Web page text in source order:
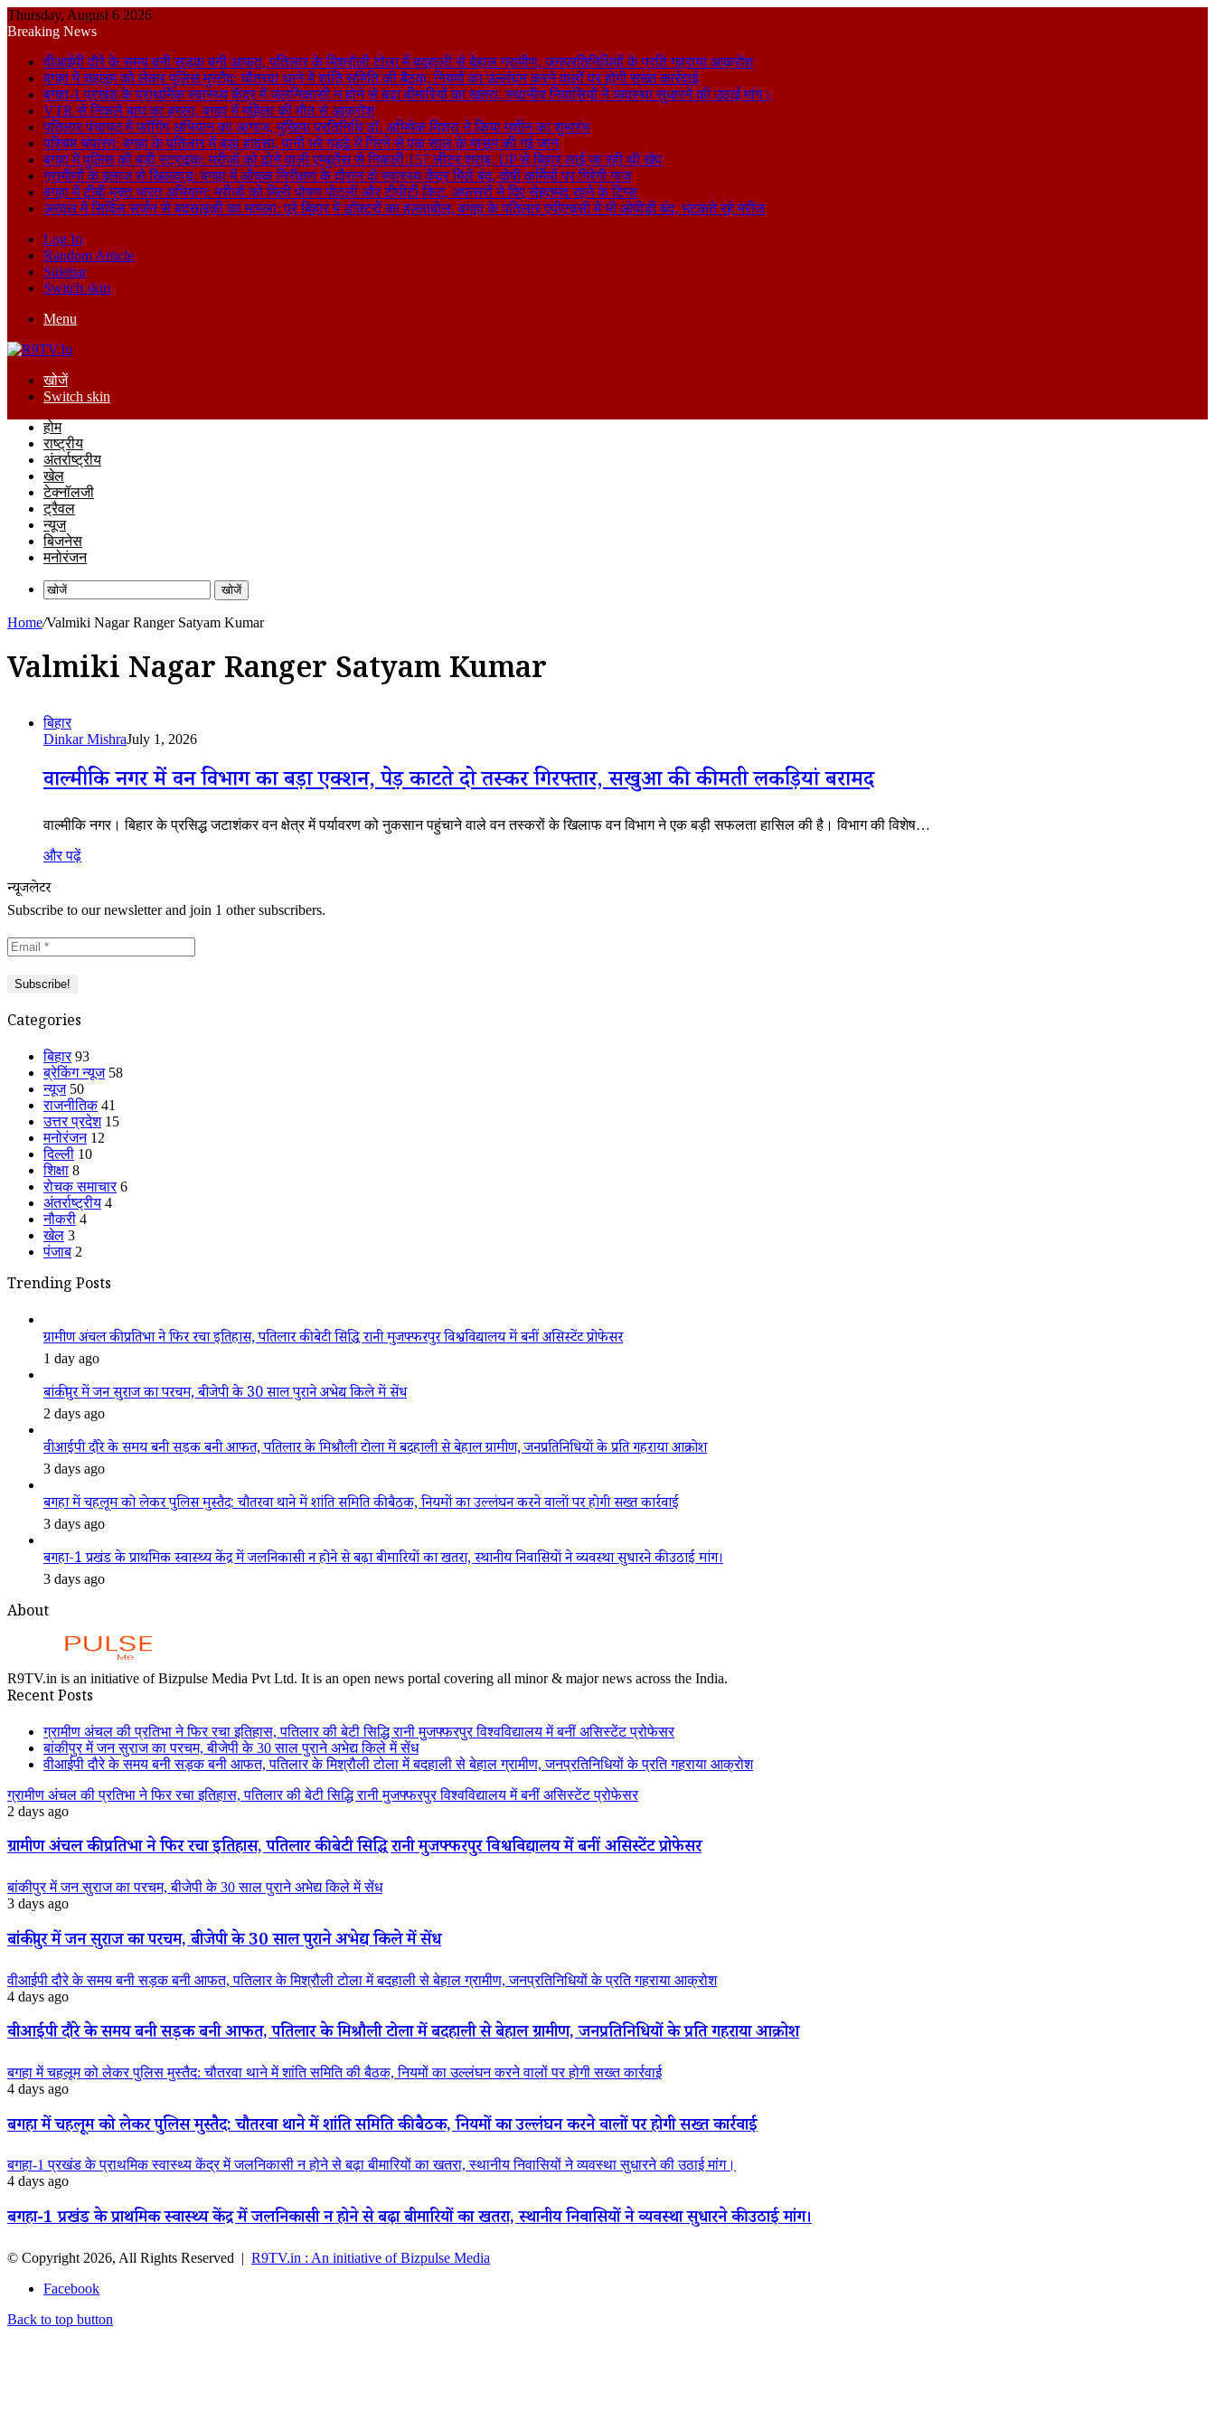
Thursday, August 6 2026
Breaking News
वीआईपी दौरे के समय बनी सड़क बनी आफत, पतिलार के मिश्रौली टोला में बदहाली से बेहाल ग्रामीण, जनप्रतिनिधियों के प्रति गहराया आक्रोश
बगहा में चहलूम को लेकर पुलिस मुस्तैद: चौतरवा थाने में शांति समिति की बैठक, नियमों का उल्लंघन करने वालों पर होगी सख्त कार्रवाई
बगहा-1 प्रखंड के प्राथमिक स्वास्थ्य केंद्र में जलनिकासी न होने से बढ़ा बीमारियों का खतरा, स्थानीय निवासियों ने व्यवस्था सुधारने की उठाई मांग।
VTR से निकले बाघ का हमला, बगहा में महिला की मौत से आक्रोश
पतिलार पंचायत में फॉगिंग अभियान का आगाज, मुखिया प्रतिनिधि डॉ. अभिषेक मिश्रा ने किया मशीन का शुभारंभ
पश्चिम चंपारण: बगहा के पतिलार में बड़ा हादसा, पानी भरे गड्ढे में गिरने से एक साल के मासूम की गई जान
बगहा में पुलिस की बड़ी स्ट्राइक: मरीजों को ढोने वाली एम्बुलेंस से निकली 157 लीटर शराब, UP से बिहार लाई जा रही थी खेप
ग्रामीणों के इलाज से खिलवाड़: बगहा में औचक निरीक्षण के दौरान दो स्वास्थ्य केंद्र मिले बंद, दोषी कर्मियों पर गिरेगी गाज
बगहा में टीबी मुक्त भारत अभियान: मरीजों को मिली पोषण पोटली और टीपीटी किट, अफसरों ने दिए सेहतमंद रहने के टिप्स
अरवल में सिविल सर्जन से बदसलूकी का मामला: पूरे बिहार में डॉक्टरों का हल्लाबोल, बगहा के पतिलार एपीएचसी में भी ओपीडी बंद, भटकते रहे मरीज
Log In
Random Article
Sidebar
Switch skin
Menu
खोजें
Switch skin
होम
राष्ट्रीय
अंतर्राष्ट्रीय
खेल
टेक्नॉलजी
ट्रैवल
न्यूज
बिजनेस
मनोरंजन
खोजें
Home/Valmiki Nagar Ranger Satyam Kumar
Valmiki Nagar Ranger Satyam Kumar
बिहार
Dinkar MishraJuly 1, 2026
वाल्मीकि नगर में वन विभाग का बड़ा एक्शन, पेड़ काटते दो तस्कर गिरफ्तार, सखुआ की कीमती लकड़ियां बरामद
वाल्मीकि नगर। बिहार के प्रसिद्ध जटाशंकर वन क्षेत्र में पर्यावरण को नुकसान पहुंचाने वाले वन तस्करों के खिलाफ वन विभाग ने एक बड़ी सफलता हासिल की है। विभाग की विशेष…
और पढ़ें
न्यूजलेटर
Subscribe to our newsletter and join 1 other subscribers.
Categories
बिहार 93
ब्रेकिंग न्यूज 58
न्यूज 50
राजनीतिक 41
उत्तर प्रदेश 15
मनोरंजन 12
दिल्ली 10
शिक्षा 8
रोचक समाचार 6
अंतर्राष्ट्रीय 4
नौकरी 4
खेल 3
पंजाब 2
Trending Posts
ग्रामीण अंचल की प्रतिभा ने फिर रचा इतिहास, पतिलार की बेटी सिद्धि रानी मुजफ्फरपुर विश्वविद्यालय में बनीं असिस्टेंट प्रोफेसर
1 day ago
बांकीपुर में जन सुराज का परचम, बीजेपी के 30 साल पुराने अभेद्य किले में सेंध
2 days ago
वीआईपी दौरे के समय बनी सड़क बनी आफत, पतिलार के मिश्रौली टोला में बदहाली से बेहाल ग्रामीण, जनप्रतिनिधियों के प्रति गहराया आक्रोश
3 days ago
बगहा में चहलूम को लेकर पुलिस मुस्तैद: चौतरवा थाने में शांति समिति की बैठक, नियमों का उल्लंघन करने वालों पर होगी सख्त कार्रवाई
3 days ago
बगहा-1 प्रखंड के प्राथमिक स्वास्थ्य केंद्र में जलनिकासी न होने से बढ़ा बीमारियों का खतरा, स्थानीय निवासियों ने व्यवस्था सुधारने की उठाई मांग।
3 days ago
About
R9TV.in is an initiative of Bizpulse Media Pvt Ltd. It is an open news portal covering all minor & major news across the India.
Recent Posts
ग्रामीण अंचल की प्रतिभा ने फिर रचा इतिहास, पतिलार की बेटी सिद्धि रानी मुजफ्फरपुर विश्वविद्यालय में बनीं असिस्टेंट प्रोफेसर
बांकीपुर में जन सुराज का परचम, बीजेपी के 30 साल पुराने अभेद्य किले में सेंध
वीआईपी दौरे के समय बनी सड़क बनी आफत, पतिलार के मिश्रौली टोला में बदहाली से बेहाल ग्रामीण, जनप्रतिनिधियों के प्रति गहराया आक्रोश
ग्रामीण अंचल की प्रतिभा ने फिर रचा इतिहास, पतिलार की बेटी सिद्धि रानी मुजफ्फरपुर विश्वविद्यालय में बनीं असिस्टेंट प्रोफेसर
2 days ago
ग्रामीण अंचल की प्रतिभा ने फिर रचा इतिहास, पतिलार की बेटी सिद्धि रानी मुजफ्फरपुर विश्वविद्यालय में बनीं असिस्टेंट प्रोफेसर
बांकीपुर में जन सुराज का परचम, बीजेपी के 30 साल पुराने अभेद्य किले में सेंध
3 days ago
बांकीपुर में जन सुराज का परचम, बीजेपी के 30 साल पुराने अभेद्य किले में सेंध
वीआईपी दौरे के समय बनी सड़क बनी आफत, पतिलार के मिश्रौली टोला में बदहाली से बेहाल ग्रामीण, जनप्रतिनिधियों के प्रति गहराया आक्रोश
4 days ago
वीआईपी दौरे के समय बनी सड़क बनी आफत, पतिलार के मिश्रौली टोला में बदहाली से बेहाल ग्रामीण, जनप्रतिनिधियों के प्रति गहराया आक्रोश
बगहा में चहलूम को लेकर पुलिस मुस्तैद: चौतरवा थाने में शांति समिति की बैठक, नियमों का उल्लंघन करने वालों पर होगी सख्त कार्रवाई
4 days ago
बगहा में चहलूम को लेकर पुलिस मुस्तैद: चौतरवा थाने में शांति समिति की बैठक, नियमों का उल्लंघन करने वालों पर होगी सख्त कार्रवाई
बगहा-1 प्रखंड के प्राथमिक स्वास्थ्य केंद्र में जलनिकासी न होने से बढ़ा बीमारियों का खतरा, स्थानीय निवासियों ने व्यवस्था सुधारने की उठाई मांग।
4 days ago
बगहा-1 प्रखंड के प्राथमिक स्वास्थ्य केंद्र में जलनिकासी न होने से बढ़ा बीमारियों का खतरा, स्थानीय निवासियों ने व्यवस्था सुधारने की उठाई मांग।
© Copyright 2026, All Rights Reserved | R9TV.in : An initiative of Bizpulse Media
Facebook
Back to top button